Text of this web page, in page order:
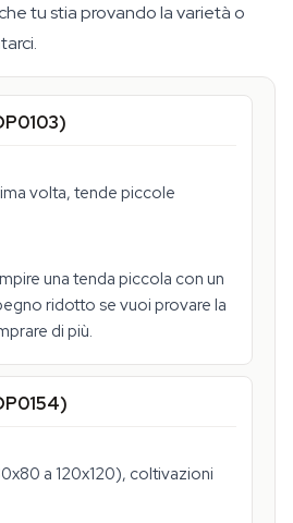
tu stia provando la varietà o
volta, tende piccole
una tenda piccola con un
ridotto se vuoi provare la
di più.
a 120x120), coltivazioni